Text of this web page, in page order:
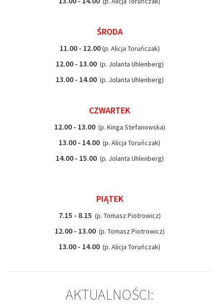
ŚRODA
11.00 - 12.00(p. Alicja Toruńczak)
12.00 - 13.00(p. Jolanta Uhlenberg)
13.00 - 14.00(p. Jolanta Uhlenberg)
CZWARTEK
12.00 - 13.00(p. Kinga Stefanowska)
13.00 - 14.00 (p. Alicja Toruńczak)
14.00 - 15.00(p. Jolanta Uhlenberg)
PIĄTEK
7.15 - 8.15 (p. Tomasz Piotrowicz)
12.00 - 13.00 (p. Tomasz Piotrowicz)
13.00 - 14.00 (p. Alicja Toruńczak)
AKTUALNOŚCI: